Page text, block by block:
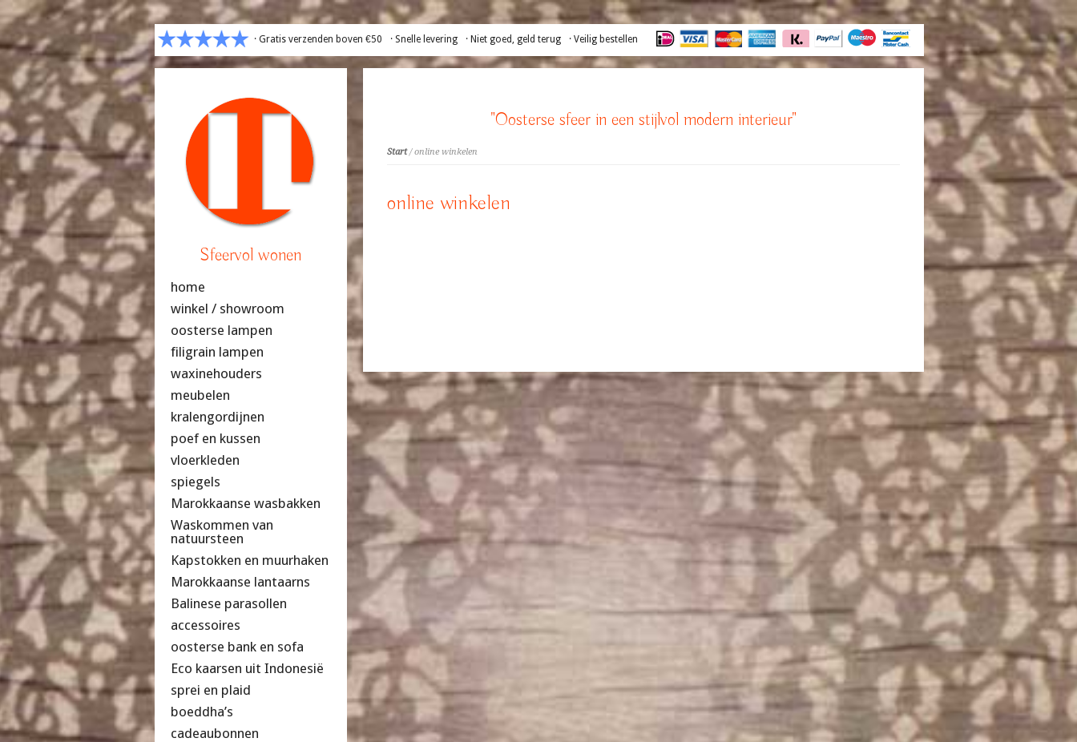
· Gratis verzenden boven €50 · Snelle levering · Niet goed, geld terug · Veilig bestellen
"Oosterse sfeer in een stijlvol modern interieur"
Start/ online winkelen
online winkelen
Sfeervol wonen
home
winkel / showroom
oosterse lampen
filigrain lampen
waxinehouders
meubelen
kralengordijnen
poef en kussen
vloerkleden
spiegels
Marokkaanse wasbakken
Waskommen van
natuursteen
Kapstokken en muurhaken
Marokkaanse lantaarns
Balinese parasollen
accessoires
oosterse bank en sofa
Eco kaarsen uit Indonesië
sprei en plaid
boeddha’s
cadeaubonnen